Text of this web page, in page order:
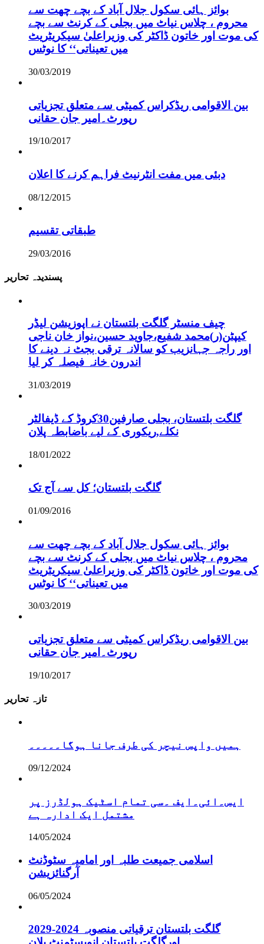
بوائز ہائی سکول جلال آباد کے بچے چھت سے
محروم ، چلاس نیاٹ میں بجلی کے کرنٹ سے بچے
کی موت اور خاتون ڈاکٹر کی وزیراعلیٰ سیکریٹریٹ
میں تعیناتی‘‘ کا نوٹس
30/03/2019
بین الاقوامی ریڈکراس کمیٹی سے متعلق تجزیاتی
رپورٹ۔امیر جان حقانی
19/10/2017
دبئی میں مفت انٹرنیٹ فراہم کرنے کا اعلان
08/12/2015
طبقاتی تقسیم
29/03/2016
پسندیدہ تحاریر
چیف منسٹر گلگت بلتستان نے اپوزیشن لیڈر
کیپٹن(ر)محمد شفیع،جاوید حسین،نواز خان ناجی
اور راجہ جہانزیب کو سالانہ ترقی بجٹ نہ دینے کا
اندرون خانہ فیصلہ کر لیا
31/03/2019
گلگت بلتستان، بجلی صارفین30کروڈ کے ڈیفالٹر
نکلے,ریکوری کے لیے باضابطہ پلان
18/01/2022
گلگت بلتستان؛ کل سے آج تک
01/09/2016
بوائز ہائی سکول جلال آباد کے بچے چھت سے
محروم ، چلاس نیاٹ میں بجلی کے کرنٹ سے بچے
کی موت اور خاتون ڈاکٹر کی وزیراعلیٰ سیکریٹریٹ
میں تعیناتی‘‘ کا نوٹس
30/03/2019
بین الاقوامی ریڈکراس کمیٹی سے متعلق تجزیاتی
رپورٹ۔امیر جان حقانی
19/10/2017
تازہ تحاریر
ہمیں واپس نیچر کی طرف جانا ہوگا۔۔۔۔۔
09/12/2024
ایس۔ائی۔ایف ۔سی تمام اسٹیک ہولڈرز پر
مشتمل ایک ادارہ ہے
14/05/2024
اسلامی جمیعت طلبہ اور امامیہ سٹوڈنٹ
آرگنائزیشن
06/05/2024
گلگت بلتستان ترقیاتی منصوبہ 2024-2029